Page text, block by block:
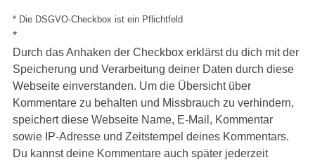
* Die DSGVO-Checkbox ist ein Pflichtfeld
*
Durch das Anhaken der Checkbox erklärst du dich mit der
Speicherung und Verarbeitung deiner Daten durch diese
Webseite einverstanden. Um die Übersicht über
Kommentare zu behalten und Missbrauch zu verhindern,
speichert diese Webseite Name, E-Mail, Kommentar
sowie IP-Adresse und Zeitstempel deines Kommentars.
Du kannst deine Kommentare auch später jederzeit